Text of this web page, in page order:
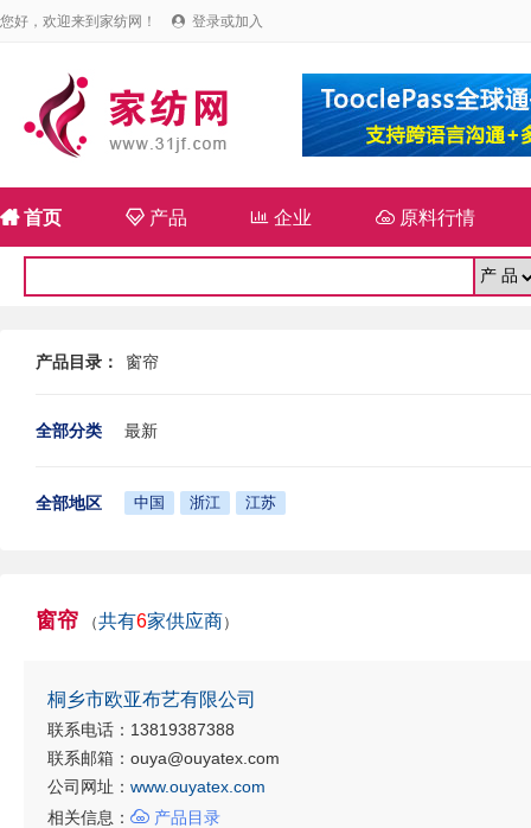
您好，欢迎来到家纺网！  登录或加入
首页 产品  企业 原料行情
产品目录： 窗帘
全部分类 最新
全部地区 中国 浙江 江苏
窗帘 （共有6家供应商）
桐乡市欧亚布艺有限公司
联系电话：13819387388
联系邮箱：ouya@ouyatex.com
公司网址： www.ouyatex.com
相关信息：  产品目录